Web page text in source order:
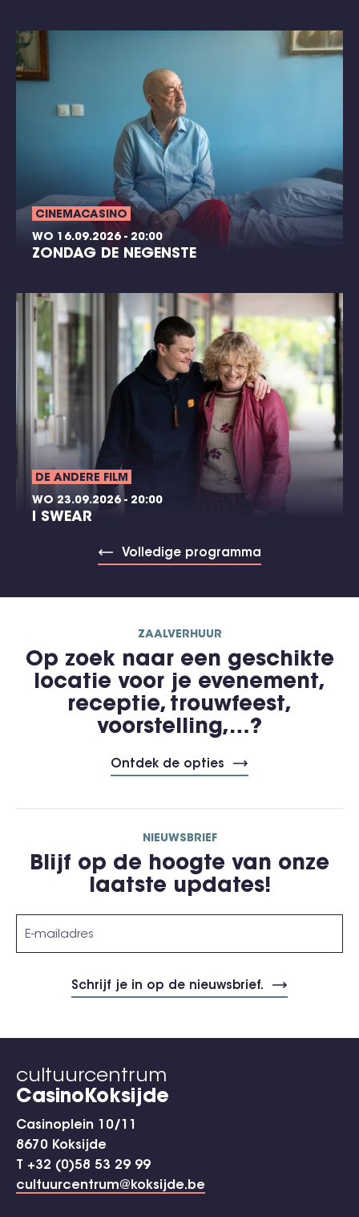
CINEMACASINO
WO 16.09.2026 - 20:00
ZONDAG DE NEGENSTE
DE ANDERE FILM
WO 23.09.2026 - 20:00
I SWEAR
Volledige programma
ZAALVERHUUR
Op zoek naar een geschikte
locatie voor je evenement,
receptie, trouwfeest,
voorstelling,…?
Ontdek de opties
NIEUWSBRIEF
Blijf op de hoogte van onze
laatste updates!
cultuurcentrum
CasinoKoksijde
Casinoplein 10/11
8670 Koksijde
T +32 (0)58 53 29 99
cultuurcentrum@koksijde.be